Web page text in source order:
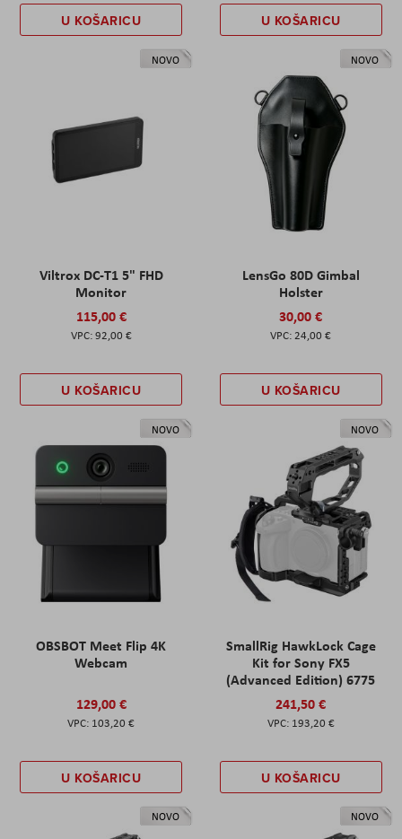
U KOŠARICU U KOŠARICU
NOVO
Viltrox DC-T1 5" FHD
Monitor
115,00 €
92,00 €
U KOŠARICU
NOVO
LensGo 80D Gimbal
Holster
30,00 €
24,00 €
U KOŠARICU
NOVO
OBSBOT Meet Flip 4K
Webcam
129,00 €
103,20 €
U KOŠARICU
NOVO
SmallRig HawkLock Cage
Kit for Sony FX5
(Advanced Edition) 6775
241,50 €
193,20 €
U KOŠARICU
NOVO NOVO